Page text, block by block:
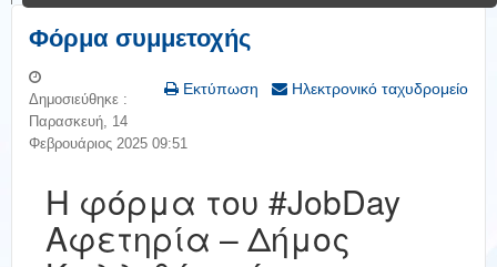
Φόρμα συμμετοχής
Εκτύπωση Ηλεκτρονικό ταχυδρομείο
Δημοσιεύθηκε :
Παρασκευή, 14
Φεβρουάριος 2025 09:51